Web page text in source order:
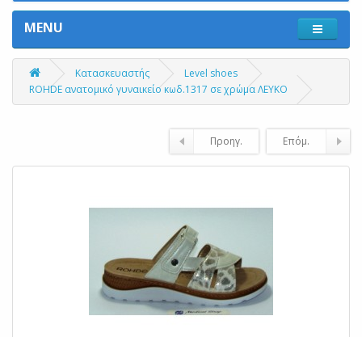
MENU
Κατασκευαστής
Level shoes
ROHDE ανατομικό γυναικείο κωδ.1317 σε χρώμα ΛΕΥΚΟ
Προηγ. Επόμ.